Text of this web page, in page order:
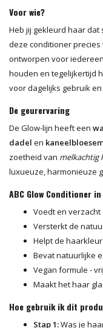
Voor wie?
Heb jij gekleurd haar dat
deze conditioner precies
ontworpen voor
houden en tegelijkertijd
voor dagelijks gebruik
De geurervaring
De Glow-lijn heeft een
dadel en
zoetheid van melkachtig
luxueuze, harmonieuze
ABC Glow Conditioner
Voedt en
Versterkt de
Helpt de
Bevat natuurlijke
Vegan formule -
Maakt het haar
Hoe gebruik ik dit
Stap 1:Was je